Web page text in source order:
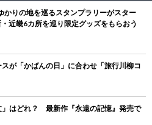
かりの地を巡るスタンプラリーがスター
近畿6カ所を巡り限定グッズをもらおう
が「かばんの日」に合わせ「旅行川柳コ
」はどれ？ 最新作『永遠の記憶』発売で